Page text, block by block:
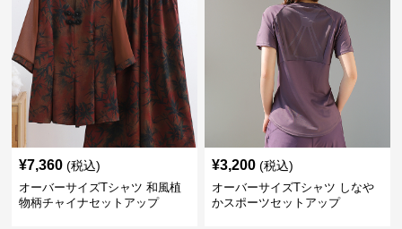
¥7,360 (税込)
オーバーサイズTシャツ 和風植
物柄チャイナセットアップ
¥3,200 (税込)
オーバーサイズTシャツ しなや
かスポーツセットアップ